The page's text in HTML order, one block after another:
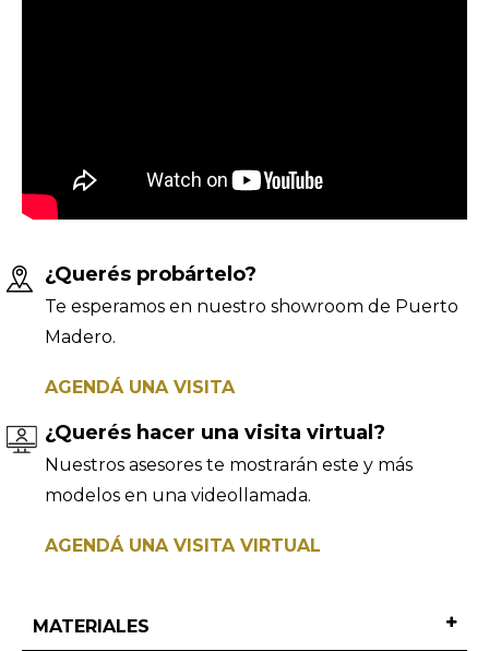
¿Querés probártelo?
Te esperamos en nuestro showroom de Puerto
Madero.
AGENDÁ UNA VISITA
¿Querés hacer una visita virtual?
Nuestros asesores te mostrarán este y más
modelos en una videollamada.
AGENDÁ UNA VISITA VIRTUAL
MATERIALES